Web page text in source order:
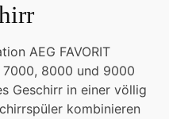
AEG FAVORIT
7000, 8000 und 9000
Geschirr in einer völlig
kombinieren